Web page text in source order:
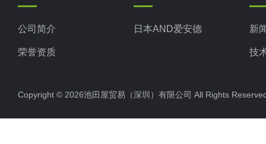
公司简介
荣誉资质
日本AND爱安德 新
技
Copyright © 2026池田屋贸易（深圳）有限公司 All Rights